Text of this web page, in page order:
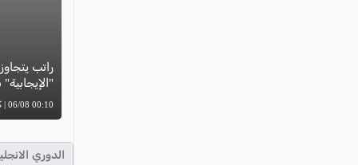
00:10 06/08 | كل العرب
الدوري